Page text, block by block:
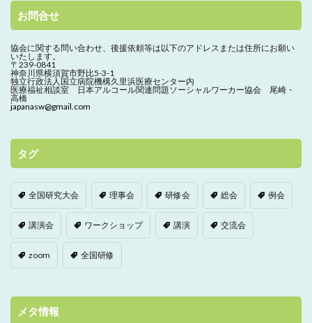
お問合せ
協会に関する問い合わせ、 後援依頼等は以下のアドレスまたは住所にお願い
いたします。
〒239-0841
神奈川県横須賀市野比5-3-1
独立行政法人国立病院機構久里浜医療センター内
医療福祉相談室 日本アルコール関連問題ソーシャルワーカー協会 尾崎・
高橋
japanasw@gmail.com
タグ
全国研究大会 理事会 研修会 総会 例会
講演会 ワークショップ 講演 交流会
zoom 全国研修
メタ情報